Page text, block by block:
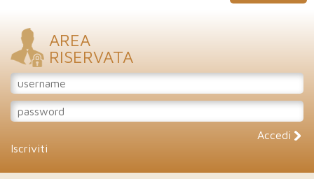
AREA
RISERVATA
Accedi
Iscriviti